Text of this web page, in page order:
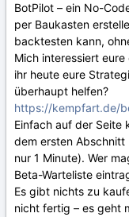
BotPilot – ein No-
per Baukasten
backtesten kann,
Mich interessiert
ihr heute eure
überhaupt helfen?
https://kempfart.de/
Einfach auf der Seite
dem ersten
nur 1 Minute). Wer
Beta-Warteliste
Es gibt nichts zu
nicht fertig – es geht